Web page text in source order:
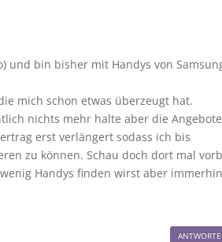
und bin bisher mit Handys von
mich schon etwas überzeugt hat.
nichts mehr halte aber die Angebote
erst verlängert sodass ich bis
zu können. Schau doch dort mal
Handys finden wirst aber immerhin